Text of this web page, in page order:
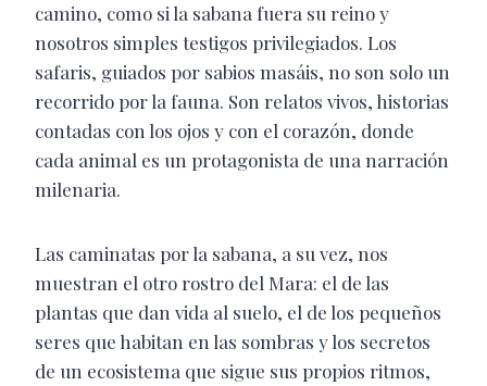
camino, como si la sabana fuera su reino y
nosotros simples testigos privilegiados. Los
safaris, guiados por sabios masáis, no son solo un
recorrido por la fauna. Son relatos vivos, historias
contadas con los ojos y con el corazón, donde
cada animal es un protagonista de una narración
milenaria.
Las caminatas por la sabana, a su vez, nos
muestran el otro rostro del Mara: el de las
plantas que dan vida al suelo, el de los pequeños
seres que habitan en las sombras y los secretos
de un ecosistema que sigue sus propios ritmos,